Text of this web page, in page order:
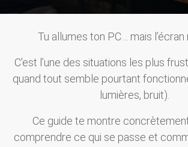
Tu allumes ton PC… mais l’écran
C’est l’une des situations les plus
quand tout semble pourtant
lumières, bruit).
Ce guide te montre
comprendre ce qui se passe et